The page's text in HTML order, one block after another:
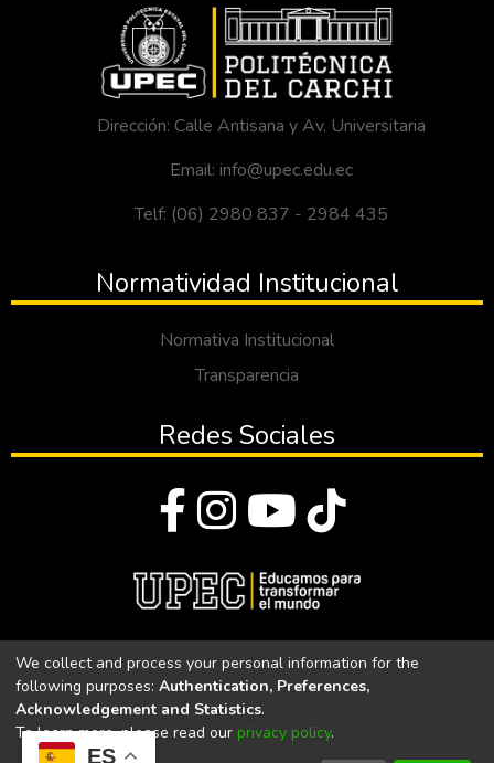
ES
Dirección: Calle Antisana y Av. Universitaria
Email: info@upec.edu.ec
Telf: (06) 2980 837 - 2984 435
Normatividad Institucional
Normativa Institucional
Transparencia
Redes Sociales
Universidad Politécnica Estatal del Carchi
Universidad Politécnica Estatal del Carchi | Acreditada por el
We collect and process your personal information for the
following purposes: Authentication, Preferences,
Acknowledgement and Statistics.
To learn more, please read our privacy policy.